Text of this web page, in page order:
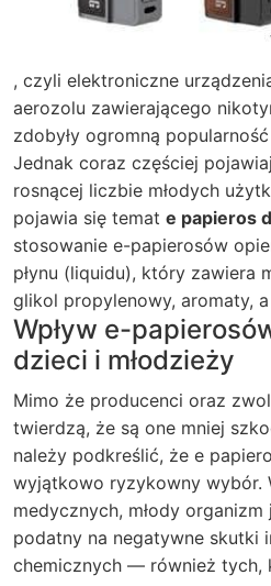
, czyli elektroniczne
aerozolu zawierającego
zdobyły ogromną
Jednak coraz częściej
rosnącej liczbie młodych
pojawia się temat e papieros
stosowanie e-papierosów
płynu (liquidu), który zawiera
glikol propylenowy, aromaty,
Wpływ e-
dzieci i młodzieży
Mimo że producenci oraz
twierdzą, że są one mniej
należy podkreślić, że e
wyjątkowo ryzykowny wybór.
medycznych, młody
podatny na negatywne skutki
chemicznych — również tych,